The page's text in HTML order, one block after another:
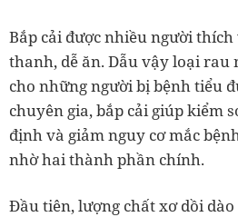
Bắp cải được nhiều người
thanh, dễ ăn. Dẫu vậy loại rau
cho những người bị bệnh tiểu
chuyên gia, bắp cải giúp kiểm
định và giảm nguy cơ mắc
nhờ hai thành phần chính.
Đầu tiên, lượng chất xơ dồi